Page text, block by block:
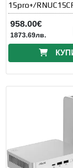
15pro+/
02
958.00€
1873.69лв.